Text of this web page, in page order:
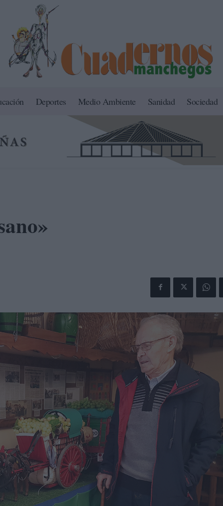
Deportes Medio Ambiente Sanidad Sociedad